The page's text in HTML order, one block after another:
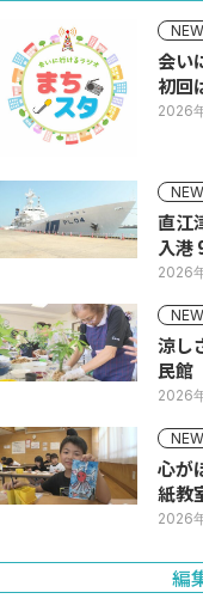
NEW
会い
初回
2026
NEW
直江
2026
NEW
涼し
民館
2026
NEW
心が
紙教
2026
編